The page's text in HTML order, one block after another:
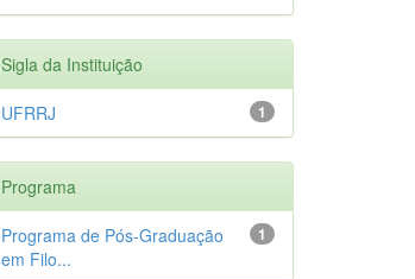
Sigla da Instituição
1
UFRRJ
Programa
1
Programa de Pós-Graduação
em Filo...